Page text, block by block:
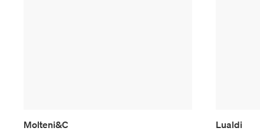
Molteni&C
Lualdi